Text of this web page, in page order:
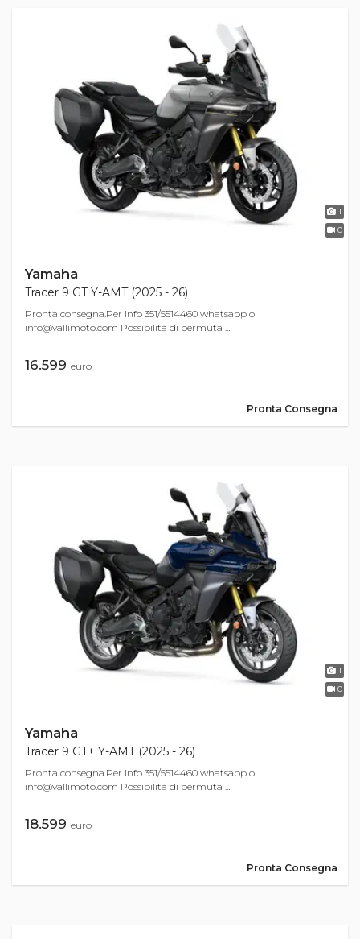
1
0
Yamaha
Tracer 9 GT Y-AMT (2025 - 26)
Pronta consegna.Per info 351/5514460 whatsapp o
info@vallimoto.com Possibilità di permuta ...
16.599 euro
Pronta Consegna
1
0
Yamaha
Tracer 9 GT+ Y-AMT (2025 - 26)
Pronta consegna.Per info 351/5514460 whatsapp o
info@vallimoto.com Possibilità di permuta ...
18.599 euro
Pronta Consegna